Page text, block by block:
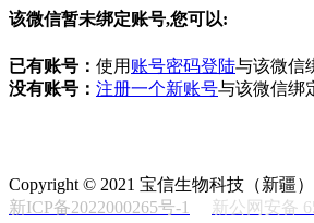
该微信暂未绑定账号,您可以:
已有账号： 使用 账号密码登陆与该微信
没有账号： 注册一个新账号与该微信绑
Copyright © 2021 宝信生物科技（新疆
新ICP备2022000265号-1
新公网安备